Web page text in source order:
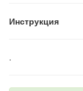
Инструкция
.